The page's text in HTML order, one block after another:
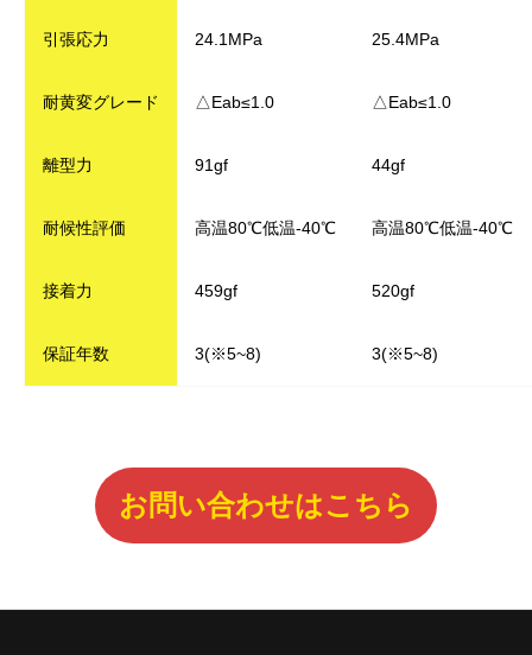
引張応力 24.1MPa 25.4MPa
耐黄変グレード △Eab≤1.0 △Eab≤1.0
離型力 91gf 44gf
耐候性評価 高温80℃低温-40℃ 高温80℃低温-40℃
接着力 459gf 520gf
保証年数 3(※5~8) 3(※5~8)
お問い合わせはこちら